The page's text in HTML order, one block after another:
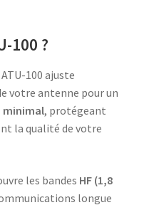
100 ?
100 ajuste
votre antenne pour un
minimal, protégeant
la qualité de votre
les bandes HF (1,8
longue